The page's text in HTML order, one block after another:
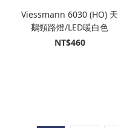
Viessmann 6030 (HO) 天
鵝頸路燈/LED暖白色
NT$460